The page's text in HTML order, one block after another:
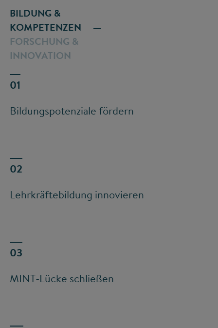
BILDUNG &
KOMPETENZEN
Bildungspotenziale fördern
Lehrkräftebildung innovieren
MINT-Lücke schließen
FORSCHUNG &
INNOVATION